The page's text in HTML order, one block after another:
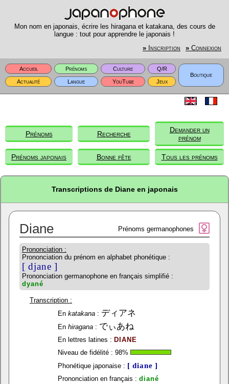
Mon nom en japonais, écrire les hiragana et katakana, des cours de
langue : tout pour apprendre le japonais !
» Inscription » Connexion
Accueil Prénoms Culture
Q/R
Boutique
Actualité
Langue YouTube Jeux
Prénoms Recherche
Demander un
prénom
Prénoms japonais Bonne fête Tous les prénoms
Transcriptions de Diane en japonais
Diane Prénoms germanophones
Prononciation :
Prononciation du prénom en alphabet phonétique :
[ djane ]
Prononciation germanophone en français simplifié :
dyané
Transcription :
En katakana : ディアネ
En hiragana : でぃあね
En lettres latines : DIANE
Niveau de fidélité : 98%
Phonétique japonaise : [ diane ]
Prononciation en français : diané